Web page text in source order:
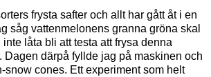
frysta safter och allt har gått åt i en
såg vattenmelonens granna gröna skal
låta bli att testa att frysa denna
Dagen därpå fyllde jag på maskinen och
snow cones. Ett experiment som helt